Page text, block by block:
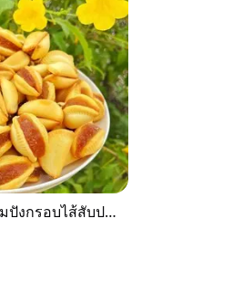
ขนมเกี๊ยวโก ขนมปังกรอบไส้สับปะรด หอม หวานน้อย อร่อย